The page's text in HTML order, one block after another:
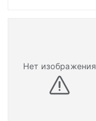
Нет изображения